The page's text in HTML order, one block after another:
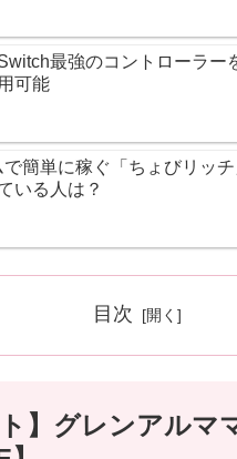
最強のコントローラ
可能
で簡単に稼ぐ「ちょびリッ
いる人は？
目次
】グレンアル